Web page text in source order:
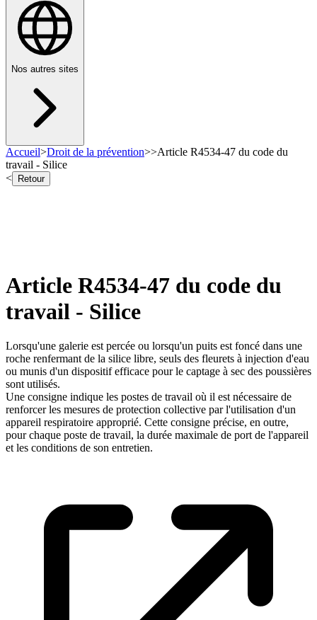
Nos autres sites
Accueil>Droit de la prévention>>Article R4534-47 du code du
travail - Silice
<
Retour
Article R4534-47 du code du
travail - Silice
Lorsqu'une galerie est percée ou lorsqu'un puits est foncé dans une
roche renfermant de la silice libre, seuls des fleurets à injection d'eau
ou munis d'un dispositif efficace pour le captage à sec des poussières
sont utilisés.
Une consigne indique les postes de travail où il est nécessaire de
renforcer les mesures de protection collective par l'utilisation d'un
appareil respiratoire approprié. Cette consigne précise, en outre,
pour chaque poste de travail, la durée maximale de port de l'appareil
et les conditions de son entretien.